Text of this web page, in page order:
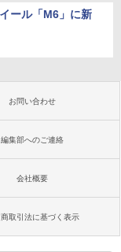
ール「M6」に新
お問い合わせ
編集部へのご連絡
会社概要
取引法に基づく表示